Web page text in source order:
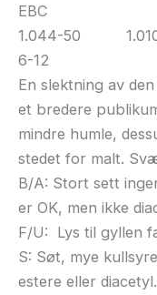
EBC
1.044-50
6-12
En slektning av
et bredere
mindre humle,
stedet for malt.
B/A: Stort sett
er OK, men ikke
F/U: Lys til gyllen
S: Søt, mye
estere eller